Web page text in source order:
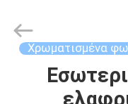
ΣΠΊΤΙ
Technology
Group
Co.,Ltd. Χρωματισμένα